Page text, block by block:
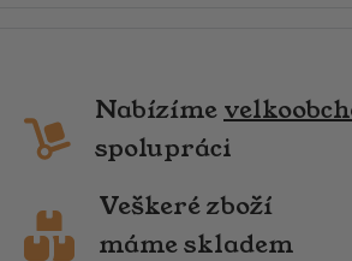
Nabízíme
spolupráci
Veškeré zboží
máme skladem